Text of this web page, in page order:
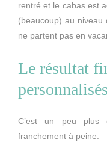
rentré et le cabas est
(beaucoup) au niveau
ne partent pas en
Le résultat
C’est un peu plus
franchement à peine.